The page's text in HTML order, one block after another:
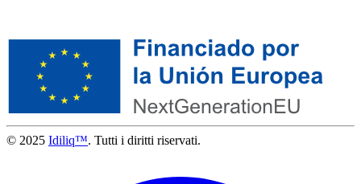
© 2025 Idiliq™. Tutti i diritti riservati.